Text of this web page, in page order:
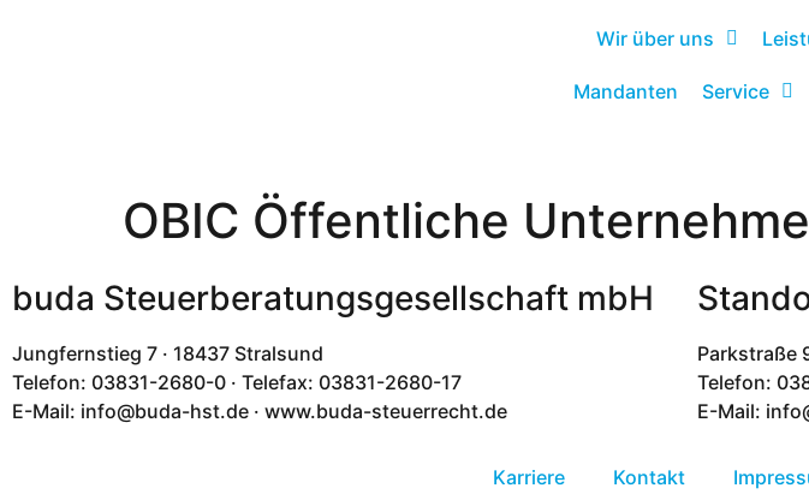
Wir über uns
Mandanten Service
OBIC Öffentliche
buda Steuerberatungsgesellschaft mbH
Jungfernstieg 7 · 18437 Stralsund
Telefon: 03831-2680-0 · Telefax: 03831-2680-17
E-Mail: info@buda-hst.de · www.buda-steuerrecht.de
Parkstraße
Telefon:
E-Mail:
Karriere Kontakt